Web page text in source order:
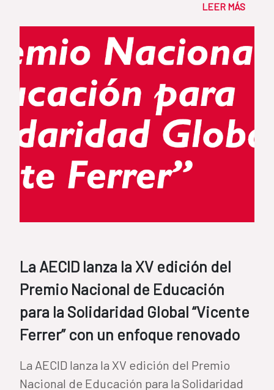
LEER MÁS
La AECID lanza la XV edición del
Premio Nacional de Educación
para la Solidaridad Global “Vicente
Ferrer” con un enfoque renovado
La AECID lanza la XV edición del Premio
Nacional de Educación para la Solidaridad